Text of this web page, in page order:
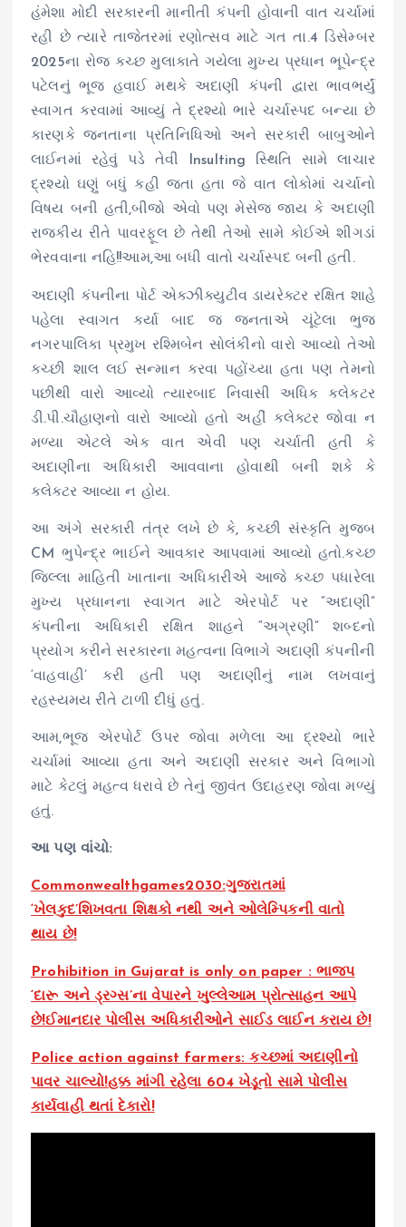
હંમેશા મોદી સરકારની માનીતી કંપની હોવાની વાત ચર્ચામાં
રહી છે ત્યારે તાજેતરમાં રણોત્સવ માટે ગત તા.4 ડિસેમ્બર
2025ના રોજ કચ્છ મુલાકાતે ગયેલા મુખ્ય પ્રધાન ભૂપેન્દ્ર
પટેલનું ભૂજ હવાઈ મથકે અદાણી કંપની દ્વારા ભાવભર્યું
સ્વાગત કરવામાં આવ્યું તે દ્રશ્યો ભારે ચર્ચાસ્પદ બન્યા છે
કારણકે જનતાના પ્રતિનિધિઓ અને સરકારી બાબુઓને
લાઈનમાં રહેવું પડે તેવી Insulting સ્થિતિ સામે લાચાર
દ્રશ્યો ઘણું બધું કહી જતા હતા જે વાત લોકોમાં ચર્ચાનો
વિષય બની હતી,બીજો એવો પણ મેસેજ જાય કે અદાણી
રાજકીય રીતે પાવરફૂલ છે તેથી તેઓ સામે કોઈએ શીગડાં
ભેરવવાના નહિ!!આમ,આ બધી વાતો ચર્ચાસ્પદ બની હતી.
અદાણી કંપનીના પોર્ટ એક્ઝીક્યુટીવ ડાયરેક્ટર રક્ષિત શાહે
પહેલા સ્વાગત કર્યા બાદ જ જનતાએ ચૂંટેલા ભુજ
નગરપાલિકા પ્રમુખ રશ્મિબેન સોલંકીનો વારો આવ્યો તેઓ
કચ્છી શાલ લઈ સન્માન કરવા પહોંચ્યા હતા પણ તેમનો
પછીથી વારો આવ્યો ત્યારબાદ નિવાસી અધિક કલેકટર
ડી.પી.ચૌહાણનો વારો આવ્યો હતો અહીં કલેક્ટર જોવા ન
મળ્યા એટલે એક વાત એવી પણ ચર્ચાતી હતી કે
અદાણીના અધિકારી આવવાના હોવાથી બની શકે કે
કલેક્ટર આવ્યા ન હોય.
આ અંગે સરકારી તંત્ર લખે છે કે, કચ્છી સંસ્કૃતિ મુજબ
CM ભુપેન્દ્ર ભાઈને આવકાર આપવામાં આવ્યો હતો.કચ્છ
જિલ્લા માહિતી ખાતાના અધિકારીએ આજે કચ્છ પધારેલા
મુખ્ય પ્રધાનના સ્વાગત માટે એરપોર્ટ પર “અદાણી”
કંપનીના અધિકારી રક્ષિત શાહને “અગ્રણી” શબ્દનો
પ્રયોગ કરીને સરકારના મહત્વના વિભાગે અદાણી કંપનીની
‘વાહવાહી’ કરી હતી પણ અદાણીનું નામ લખવાનું
રહસ્યમય રીતે ટાળી દીધું હતું.
આમ,ભૂજ એરપોર્ટ ઉપર જોવા મળેલા આ દ્રશ્યો ભારે
ચર્ચામાં આવ્યા હતા અને અદાણી સરકાર અને વિભાગો
માટે કેટલું મહત્વ ધરાવે છે તેનું જીવંત ઉદાહરણ જોવા મળ્યું
હતું.
આ પણ વાંચો:
Commonwealthgames2030:ગુજરાતમાં
‘ખેલકુદ’શિખવતા શિક્ષકો નથી અને ઓલેમ્પિકની વાતો
થાય છે!
Prohibition in Gujarat is only on paper : ભાજપ
‘દારૂ અને ડ્રગ્સ’ના વેપારને ખુલ્લેઆમ પ્રોત્સાહન આપે
છે!ઈમાનદાર પોલીસ અધિકારીઓને સાઈડ લાઈન કરાય છે!
Police action against farmers: કચ્છમાં અદાણીનો
પાવર ચાલ્યો!હક્ક માંગી રહેલા 604 ખેડૂતો સામે પોલીસ
કાર્યવાહી થતાં દેકારો!